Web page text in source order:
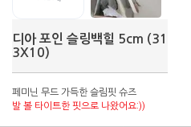
디아 포인 슬링백힐 5cm (31
3X10)
페미닌 무드 가득한 슬림핏 슈즈
발 볼 타이트한 핏으로 나왔어요:))